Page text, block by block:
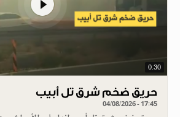
0.30
حريق ضخم شرق تل أبيب
04/08/2026 - 17:45